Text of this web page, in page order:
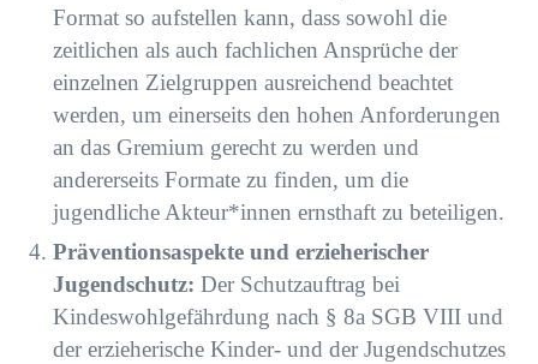
Format so aufstellen kann, dass sowohl die
zeitlichen als auch fachlichen Ansprüche der
einzelnen Zielgruppen ausreichend beachtet
werden, um einerseits den hohen Anforderungen
an das Gremium gerecht zu werden und
andererseits Formate zu finden, um die
jugendliche Akteur*innen ernsthaft zu beteiligen.
Präventionsaspekte und erzieherischer
Jugendschutz: Der Schutzauftrag bei
Kindeswohlgefährdung nach § 8a SGB VIII und
der erzieherische Kinder- und der Jugendschutzes